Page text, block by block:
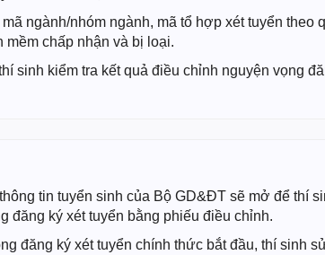
ngành/nhóm ngành, mã tổ hợp xét tuyển
chấp nhận và bị loại.
sinh kiểm tra kết quả điều chỉnh nguyện vọng
tin tuyển sinh của Bộ GD&ĐT sẽ mở để thí
đăng ký xét tuyển bằng phiếu điều chỉnh.
đăng ký xét tuyển chính thức bắt đầu, thí sinh